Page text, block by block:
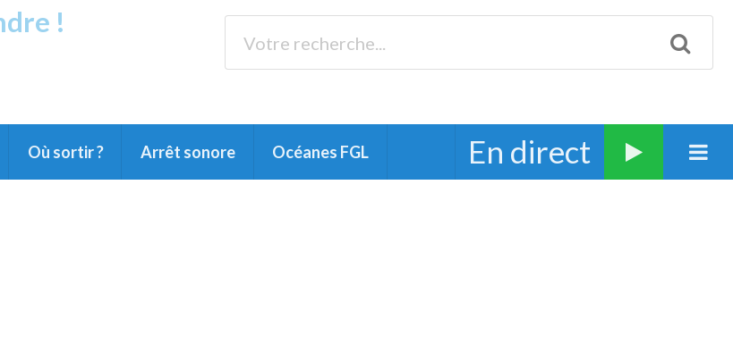
!
Où sortir ? Arrêt sonore Océanes FGL En direct